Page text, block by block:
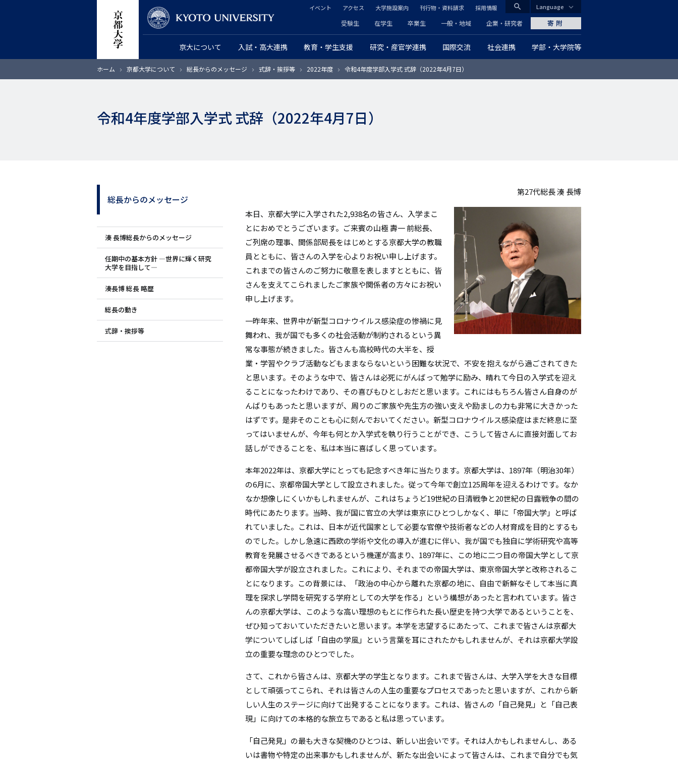
ン
CLOSE
search
グ
ロ
ゲ
京大について 入試・高大連携 教育・学生支援 研究・産官学連携 国際交流 社会連携 学部・大学院等
ヘ
ッ
ダ
プ
ー
リ
ン
ク
受験生 在学生 卒業生 一般・地域 企業・研究者
ッ
ダ
ー
カ
ー
リ
ン
ク
イベント アクセス 大学施設案内 刊行物・資料請求 採用情報
寄附
Language
ホーム 京都大学について 総長からのメッセージ 式辞・挨拶等 2022年度 令和4年度学部入学式 式辞（2022年4月7日）
令和4年度学部入学式 式辞（2022年4月7日）
サ
イ
ド
メ
ニ
ュ
ー
総長からのメッセージ
湊 長博総長からのメッセージ
任期中の基本方針 ―世界に輝く研究
大学を目指して―
湊長博 総長 略歴
総長の動き
式辞・挨拶等
第27代総長 湊 長博
本日、京都大学に入学された2,938名の皆さん、入学まこ
とにおめでとうございます。ご来賓の山極 壽一 前総長、
ご列席の理事、関係部局長をはじめとする京都大学の教職
員とともに、皆さんの入学を心よりお祝い申し上げます。
これまでの皆さんのご努力に敬意を表しますとともに、皆
さんを支えてこられましたご家族や関係者の方々にお祝い
申し上げます。
一昨年来、世界中が新型コロナウイルス感染症の惨禍に見
舞われ、我が国でも多くの社会活動が制約されるという異
常な事態が続きました。皆さんも高校時代の大半を、授
業・学習やクラブ活動などもままならないという困難な状況で、不安を抱えながら過ごされてきた
と思います。そのような中で、皆さんは必死にがんばって勉学に励み、晴れて今日の入学式を迎え
ることになったわけであり、その喜びもひとしおだと思います。これにはもちろん皆さん自身のが
んばりもあったと思いますが、周りのご家族や先生方の強い支えや励ましの力も非常に大きかった
はずです。是非そのことも心に刻んでおいてください。新型コロナウイルス感染症はまだ終息に至
ってはいませんが、今年も何とか入学式を執り行うことができ、こうして皆さんに直接対面してお
話しができることを、私は本当に喜ばしく思っています。
本年2022年は、京都大学にとっても記念すべき年に当たります。京都大学は、1897年（明治30年）
の6月に、京都帝国大学として設立されました。従って今年で創立125周年を迎えるわけです。なか
なか想像しにくいかもしれませんが、これはちょうど19世紀の日清戦争と20世紀の日露戦争の間の
時代にあたります。当時、我が国に官立の大学は東京にひとつしかなく、単に「帝国大学」と呼ば
れていました。これは、日本が近代国家として必要な官僚や技術者などの人材育成を目的とするも
のでした。しかし急速に西欧の学術や文化の導入が進むに伴い、我が国でも独自に学術研究や高等
教育を発展させるべきであるという機運が高まり、1897年に、この地に二つ目の帝国大学として京
都帝国大学が設立されました。これにより、それまでの帝国大学は、東京帝国大学と改称されるこ
とになります。この背景には、「政治の中心から離れた京都の地に、自由で新鮮なそして本当に真
理を探求し学問を研究する学府としての大学を作る」という構想があったと言われています。皆さ
んの京都大学は、このような高い理想のもとに作られた長い歴史を持つ大学であるということを、
ぜひ知っておいていただきたいと思います。本学を志望するにあたって、これまで皆さんは京都大
学についてしばしば「自由の学風」という言葉を耳にされたかもしれませんが、それは京都大学設
立の重要な理念のひとつでした。
さて、これから皆さんは、京都大学の学生となります。これまで皆さんは、大学入学を大きな目標
として頑張ってこられ、それは皆さんの人生の重要なプロセスであったと思いますが、これから新
しい人生のステージに向けて出発することになります。これは、皆さんの「自己発見」と「自己表
現」に向けての本格的な旅立ちであると私は思っています。
「自己発見」の最も大きな契機のひとつは、新しい出会いです。それは人かもしれませんし、ある
いは書物や特定の出来事かもしれませんが、新たな出会いによって皆さんは、これまで自分でも気